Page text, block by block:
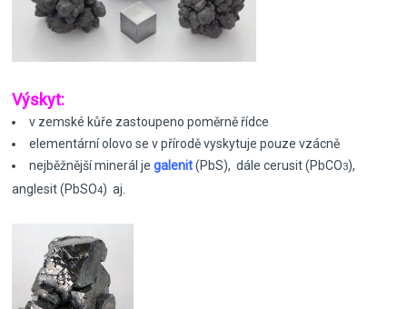
Výskyt:
v zemské kůře zastoupeno poměrně řídce
elementární olovo se v přírodě vyskytuje pouze vzácně
nejběžnější minerál jegalenit(PbS), dále cerusit (PbCO3),
anglesit (PbSO4) aj.